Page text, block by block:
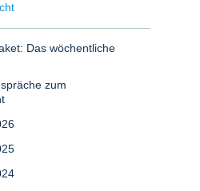
Das wöchentliche
zum